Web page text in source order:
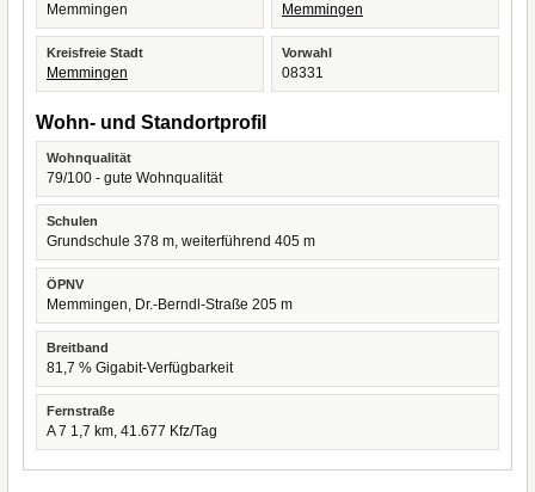
Memmingen Memmingen
Kreisfreie Stadt
Memmingen
Vorwahl
08331
Wohn- und Standortprofil
Wohnqualität
79/100 - gute Wohnqualität
Schulen
Grundschule 378 m, weiterführend 405 m
ÖPNV
Memmingen, Dr.-Berndl-Straße 205 m
Breitband
81,7 % Gigabit-Verfügbarkeit
Fernstraße
A 7 1,7 km, 41.677 Kfz/Tag